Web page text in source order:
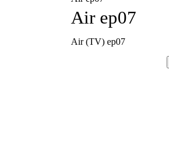
Air ep07
Air (TV) ep07